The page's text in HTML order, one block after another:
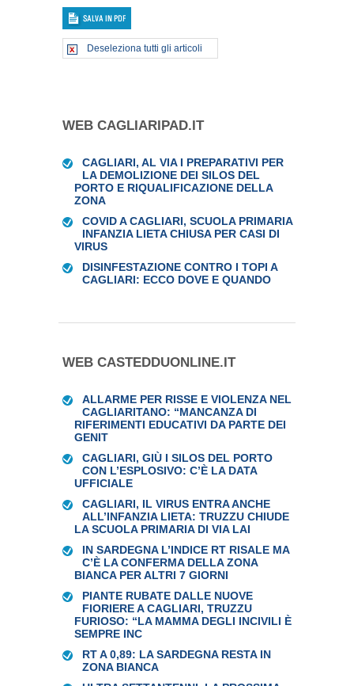
Deseleziona tutti gli articoli
WEB CAGLIARIPAD.IT
CAGLIARI, AL VIA I PREPARATIVI PER
LA DEMOLIZIONE DEI SILOS DEL
PORTO E RIQUALIFICAZIONE DELLA
ZONA
COVID A CAGLIARI, SCUOLA PRIMARIA
INFANZIA LIETA CHIUSA PER CASI DI
VIRUS
DISINFESTAZIONE CONTRO I TOPI A
CAGLIARI: ECCO DOVE E QUANDO
WEB CASTEDDUONLINE.IT
ALLARME PER RISSE E VIOLENZA NEL
CAGLIARITANO: “MANCANZA DI
RIFERIMENTI EDUCATIVI DA PARTE DEI
GENIT
CAGLIARI, GIÙ I SILOS DEL PORTO
CON L’ESPLOSIVO: C’È LA DATA
UFFICIALE
CAGLIARI, IL VIRUS ENTRA ANCHE
ALL’INFANZIA LIETA: TRUZZU CHIUDE
LA SCUOLA PRIMARIA DI VIA LAI
IN SARDEGNA L’INDICE RT RISALE MA
C’È LA CONFERMA DELLA ZONA
BIANCA PER ALTRI 7 GIORNI
PIANTE RUBATE DALLE NUOVE
FIORIERE A CAGLIARI, TRUZZU
FURIOSO: “LA MAMMA DEGLI INCIVILI È
SEMPRE INC
RT A 0,89: LA SARDEGNA RESTA IN
ZONA BIANCA